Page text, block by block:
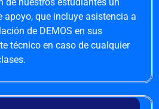
apoyo, que incluye asistencia a
de DEMOS en sus
técnico en caso de cualquier